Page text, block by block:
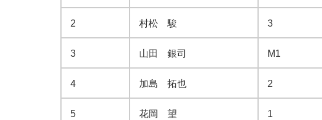
2 村松 駿 3
3 山田 銀司 M1
4 加島 拓也 2
5 花岡 望 1